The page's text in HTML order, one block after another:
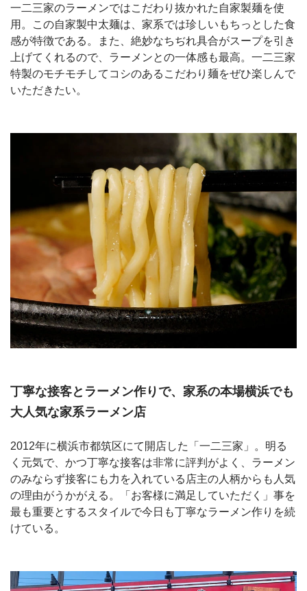
一二三家のラーメンではこだわり抜かれた自家製麺を使
用。この自家製中太麺は、家系では珍しいもちっとした食
感が特徴である。また、絶妙なちぢれ具合がスープを引き
上げてくれるので、ラーメンとの一体感も最高。一二三家
特製のモチモチしてコシのあるこだわり麺をぜひ楽しんで
いただきたい。
丁寧な接客とラーメン作りで、家系の本場横浜でも
大人気な家系ラーメン店
2012年に横浜市都筑区にて開店した「一二三家」。明る
く元気で、かつ丁寧な接客は非常に評判がよく、ラーメン
のみならず接客にも力を入れている店主の人柄からも人気
の理由がうかがえる。「お客様に満足していただく」事を
最も重要とするスタイルで今日も丁寧なラーメン作りを続
けている。